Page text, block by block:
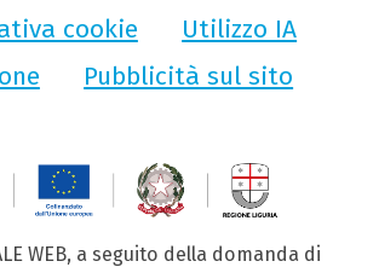
cookie
Utilizzo IA
Pubblicità sul sito
WEB, a seguito della domanda di